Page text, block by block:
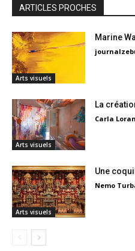
ARTICLES PROCHES
Arts visuels
Marine
Arts visuels
La
Carla
Arts visuels
Une
Nemo